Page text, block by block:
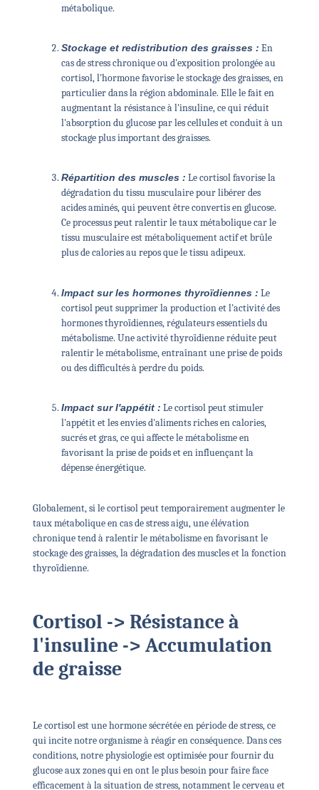
métabolique.
Stockage et redistribution des graisses : En
cas de stress chronique ou d'exposition prolongée au
cortisol, l'hormone favorise le stockage des graisses, en
particulier dans la région abdominale. Elle le fait en
augmentant la résistance à l'insuline, ce qui réduit
l'absorption du glucose par les cellules et conduit à un
stockage plus important des graisses.
Répartition des muscles : Le cortisol favorise la
dégradation du tissu musculaire pour libérer des
acides aminés, qui peuvent être convertis en glucose.
Ce processus peut ralentir le taux métabolique car le
tissu musculaire est métaboliquement actif et brûle
plus de calories au repos que le tissu adipeux.
Impact sur les hormones thyroïdiennes : Le
cortisol peut supprimer la production et l'activité des
hormones thyroïdiennes, régulateurs essentiels du
métabolisme. Une activité thyroïdienne réduite peut
ralentir le métabolisme, entraînant une prise de poids
ou des difficultés à perdre du poids.
Impact sur l'appétit : Le cortisol peut stimuler
l'appétit et les envies d'aliments riches en calories,
sucrés et gras, ce qui affecte le métabolisme en
favorisant la prise de poids et en influençant la
dépense énergétique.
Globalement, si le cortisol peut temporairement augmenter le
taux métabolique en cas de stress aigu, une élévation
chronique tend à ralentir le métabolisme en favorisant le
stockage des graisses, la dégradation des muscles et la fonction
thyroïdienne.
Cortisol -> Résistance à
l'insuline -> Accumulation
de graisse
Le cortisol est une hormone sécrétée en période de stress, ce
qui incite notre organisme à réagir en conséquence. Dans ces
conditions, notre physiologie est optimisée pour fournir du
glucose aux zones qui en ont le plus besoin pour faire face
efficacement à la situation de stress, notamment le cerveau et